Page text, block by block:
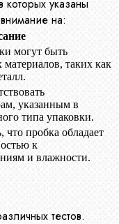
которых указаны
на:
могут быть
таких как
указанным в
типа упаковки.
пробка обладает
к
и влажности.
тестов.